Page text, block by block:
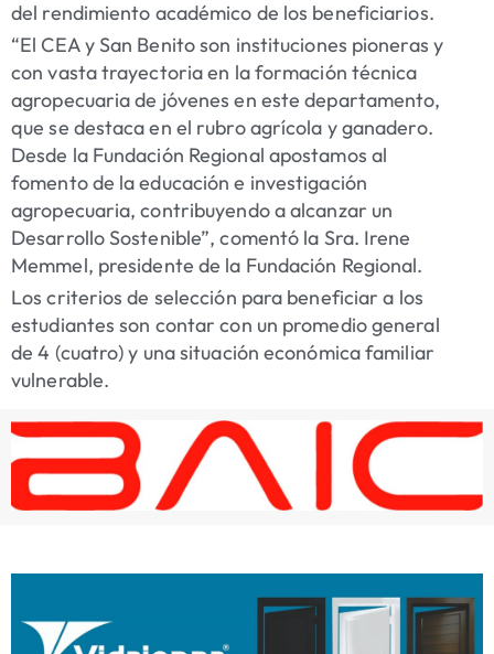
del rendimiento académico de los beneficiarios.
“El CEA y San Benito son instituciones pioneras y
con vasta trayectoria en la formación técnica
agropecuaria de jóvenes en este departamento,
que se destaca en el rubro agrícola y ganadero.
Desde la Fundación Regional apostamos al
fomento de la educación e investigación
agropecuaria, contribuyendo a alcanzar un
Desarrollo Sostenible”, comentó la Sra. Irene
Memmel, presidente de la Fundación Regional.
Los criterios de selección para beneficiar a los
estudiantes son contar con un promedio general
de 4 (cuatro) y una situación económica familiar
vulnerable.